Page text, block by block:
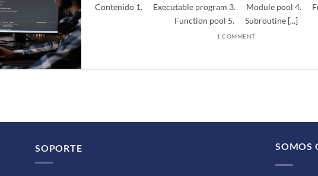
Contenido 1. Executable program 3. Module pool 4.
Function pool 5. Subroutine [...]
1 COMMENT
SOPORTE SOMOS